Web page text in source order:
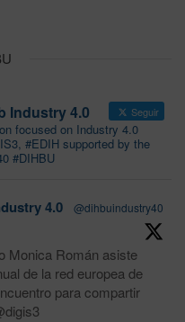
Industry 4.0 Seguir
focused on Industry 4.0
#EDIH supported by the
#DIHBU
4.0
@dihbuindustry40
Monica Román asiste
de la red europea de
para compartir